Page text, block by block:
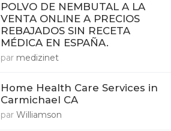
POLVO DE NEMBUTAL A LA
VENTA ONLINE A PRECIOS
REBAJADOS SIN RECETA
MÉDICA EN ESPAÑA.
par medizinet
Home Health Care Services in
Carmichael CA
par Williamson